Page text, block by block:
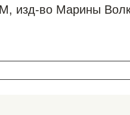
изд-во Марины